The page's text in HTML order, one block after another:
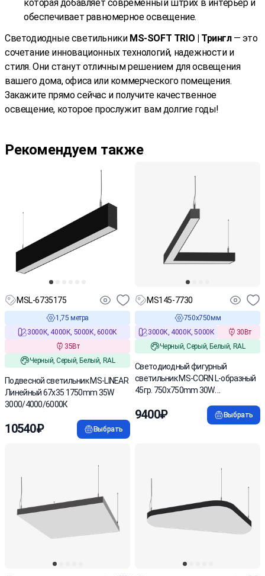
которая добавляет современный штрих в интерьер и
обеспечивает равномерное освещение.
Светодиодные светильники MS-SOFT TRIO | Трингл — это
сочетание инновационных технологий, надежности и
стиля. Они станут отличным решением для освещения
вашего дома, офиса или коммерческого помещения.
Закажите прямо сейчас и получите качественное
освещение, которое прослужит вам долгие годы!
Рекомендуем также
MSL-6735175
1,75 метра
3000К, 4000К, 5000К, 6000К
35Вт
Черный, Серый, Белый, RAL
Подвесной светильник MS-LINEAR
Линейный 67х35 1750mm 35W
3000/4000/6000К
10540₽ Выбрать
MS145-7730
750х750мм
3000К, 4000К, 5000К
30Вт
Черный, Серый, Белый, RAL
Светодиодный фигурный
светильник MS-CORN L-образный
45гр. 750х750mm 30W
9400₽ Выбрать